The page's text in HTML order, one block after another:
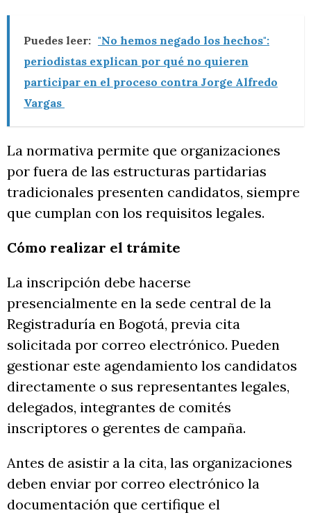
Puedes leer: "No hemos negado los hechos":
periodistas explican por qué no quieren
participar en el proceso contra Jorge Alfredo
Vargas
La normativa permite que organizaciones
por fuera de las estructuras partidarias
tradicionales presenten candidatos, siempre
que cumplan con los requisitos legales.
Cómo realizar el trámite
La inscripción debe hacerse
presencialmente en la sede central de la
Registraduría en Bogotá, previa cita
solicitada por correo electrónico. Pueden
gestionar este agendamiento los candidatos
directamente o sus representantes legales,
delegados, integrantes de comités
inscriptores o gerentes de campaña.
Antes de asistir a la cita, las organizaciones
deben enviar por correo electrónico la
documentación que certifique el